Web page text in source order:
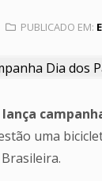
PUBLICADO EM:
uma